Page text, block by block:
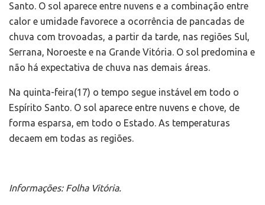
Santo. O sol aparece entre nuvens e a combinação entre
calor e umidade favorece a ocorrência de pancadas de
chuva com trovoadas, a partir da tarde, nas regiões Sul,
Serrana, Noroeste e na Grande Vitória. O sol predomina e
não há expectativa de chuva nas demais áreas.
Na quinta-feira(17) o tempo segue instável em todo o
Espírito Santo. O sol aparece entre nuvens e chove, de
forma esparsa, em todo o Estado. As temperaturas
decaem em todas as regiões.
Informações: Folha Vitória.